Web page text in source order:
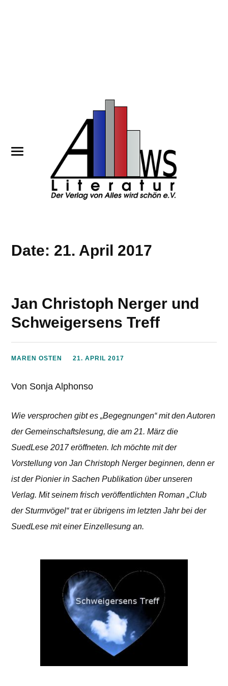
Date: 21. April 2017
Jan Christoph Nerger und
Schweigersens Treff
MAREN OSTEN 21. APRIL 2017
Von Sonja Alphonso
Wie versprochen gibt es „Begegnungen“ mit den Autoren
der Gemeinschaftslesung, die am 21. März die
SuedLese 2017 eröffneten. Ich möchte mit der
Vorstellung von Jan Christoph Nerger beginnen, denn er
ist der Pionier in Sachen Publikation über unseren
Verlag. Mit seinem frisch veröffentlichten Roman „Club
der Sturmvögel“ trat er übrigens im letzten Jahr bei der
SuedLese mit einer Einzellesung an.